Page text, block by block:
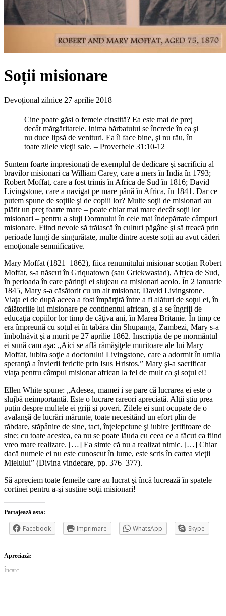
Soții misionare
Devoțional zilnice 27 aprilie 2018
Cine poate găsi o femeie cinstită? Ea este mai de preţ
decât mărgăritarele. Inima bărbatului se încrede în ea şi
nu duce lipsă de venituri. Ea îi face bine, şi nu rău, în
toate zilele vieţii sale. – Proverbele 31:10-12
Suntem foarte impresionaţi de exemplul de dedicare şi sacrificiu al
bravilor misionari ca William Carey, care a mers în India în 1793;
Robert Moffat, care a fost trimis în Africa de Sud în 1816; David
Livingstone, care a navigat pe mare până în Africa, în 1841. Dar ce
putem spune de soţiile şi de copiii lor? Multe soţii de misionari au
plătit un preţ foarte mare – poate chiar mai mare decât soţii lor
misionari – pentru a sluji Domnului în cele mai îndepărtate câmpuri
misionare. Fiind nevoie să trăiască în culturi păgâne şi să treacă prin
perioade lungi de singurătate, multe dintre aceste soţii au avut căderi
emoţionale semnificative.
Mary Moffat (1821–1862), fiica renumitului misionar scoţian Robert
Moffat, s-a născut în Griquatown (sau Griekwastad), Africa de Sud,
în perioada în care părinţii ei slujeau ca misionari acolo. În 2 ianuarie
1845, Mary s-a căsătorit cu un alt misionar, David Livingstone.
Viaţa ei de după aceea a fost împărţită între a fi alături de soţul ei, în
călătoriile lui misionare pe continentul african, şi a se îngriji de
educaţia copiilor lor timp de câţiva ani, în Marea Britanie. În timp ce
era împreună cu soţul ei în tabăra din Shupanga, Zambezi, Mary s-a
îmbolnăvit şi a murit pe 27 aprilie 1862. Inscripţia de pe mormântul
ei sună cam aşa: „Aici se află rămăşiţele muritoare ale lui Mary
Moffat, iubita soţie a doctorului Livingstone, care a adormit în umila
speranţă a învierii fericite prin Isus Hristos.” Mary şi-a sacrificat
viaţa pentru câmpul misionar african la fel de mult ca şi soţul ei!
Ellen White spune: „Adesea, mamei i se pare că lucrarea ei este o
slujbă neimportantă. Este o lucrare rareori apreciată. Alţii ştiu prea
puţin despre multele ei griji şi poveri. Zilele ei sunt ocupate de o
avalanşă de lucrări mărunte, toate necesitând un efort plin de
răbdare, stăpânire de sine, tact, înţelepciune şi iubire jertfitoare de
sine; cu toate acestea, ea nu se poate lăuda cu ceea ce a făcut ca fiind
vreo mare realizare. […] Ea simte că nu a realizat nimic. […] Chiar
dacă numele ei nu este cunoscut în lume, este scris în cartea vieţii
Mielului” (Divina vindecare, pp. 376–377).
Să apreciem toate femeile care au lucrat şi încă lucrează în spatele
cortinei pentru a-şi susţine soţii misionari!
Partajează asta:
Facebook Imprimare WhatsApp Skype
Apreciază:
Încarc...